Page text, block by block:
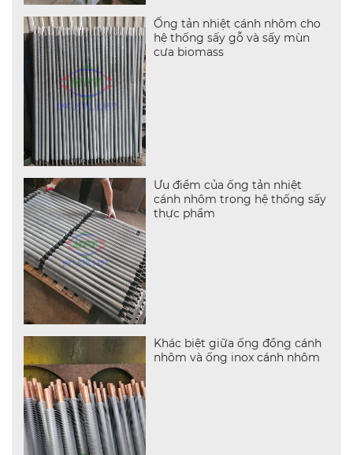
Ống tản nhiệt cánh nhôm cho
hệ thống sấy gỗ và sấy mùn
cưa biomass
Ưu điểm của ống tản nhiệt
cánh nhôm trong hệ thống sấy
thực phẩm
Khác biệt giữa ống đồng cánh
nhôm và ống inox cánh nhôm